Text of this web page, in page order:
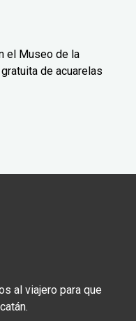
el Museo de la
de acuarelas
al viajero para que